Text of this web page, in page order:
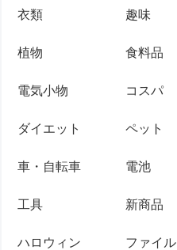
衣類 趣味
植物 食料品
電気小物 コスパ
ダイエット ペット
車・自転車 電池
工具 新商品
ハロウィン ファイル